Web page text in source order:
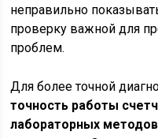
неправильно
проверку важной для
проблем.
Для более точной
точность работы
лабораторных методов